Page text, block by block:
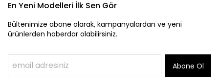
En Yeni Modelleri İlk Sen Gör
Bültenimize abone olarak, kampanyalardan ve yeni
ürünlerden haberdar olabilirsiniz.
Abone Ol